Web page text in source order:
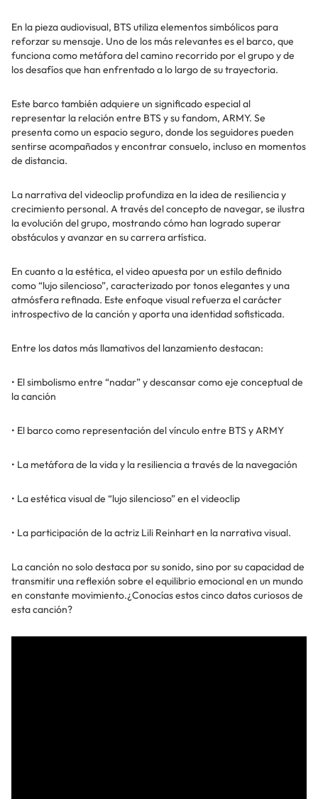
En la pieza audiovisual, BTS utiliza elementos simbólicos para
reforzar su mensaje. Uno de los más relevantes es el barco, que
funciona como metáfora del camino recorrido por el grupo y de
los desafíos que han enfrentado a lo largo de su trayectoria.
Este barco también adquiere un significado especial al
representar la relación entre BTS y su fandom, ARMY. Se
presenta como un espacio seguro, donde los seguidores pueden
sentirse acompañados y encontrar consuelo, incluso en momentos
de distancia.
La narrativa del videoclip profundiza en la idea de resiliencia y
crecimiento personal. A través del concepto de navegar, se ilustra
la evolución del grupo, mostrando cómo han logrado superar
obstáculos y avanzar en su carrera artística.
En cuanto a la estética, el video apuesta por un estilo definido
como “lujo silencioso”, caracterizado por tonos elegantes y una
atmósfera refinada. Este enfoque visual refuerza el carácter
introspectivo de la canción y aporta una identidad sofisticada.
Entre los datos más llamativos del lanzamiento destacan:
• El simbolismo entre “nadar” y descansar como eje conceptual de
la canción
• El barco como representación del vínculo entre BTS y ARMY
• La metáfora de la vida y la resiliencia a través de la navegación
• La estética visual de “lujo silencioso” en el videoclip
• La participación de la actriz Lili Reinhart en la narrativa visual.
La canción no solo destaca por su sonido, sino por su capacidad de
transmitir una reflexión sobre el equilibrio emocional en un mundo
en constante movimiento.¿Conocías estos cinco datos curiosos de
esta canción?